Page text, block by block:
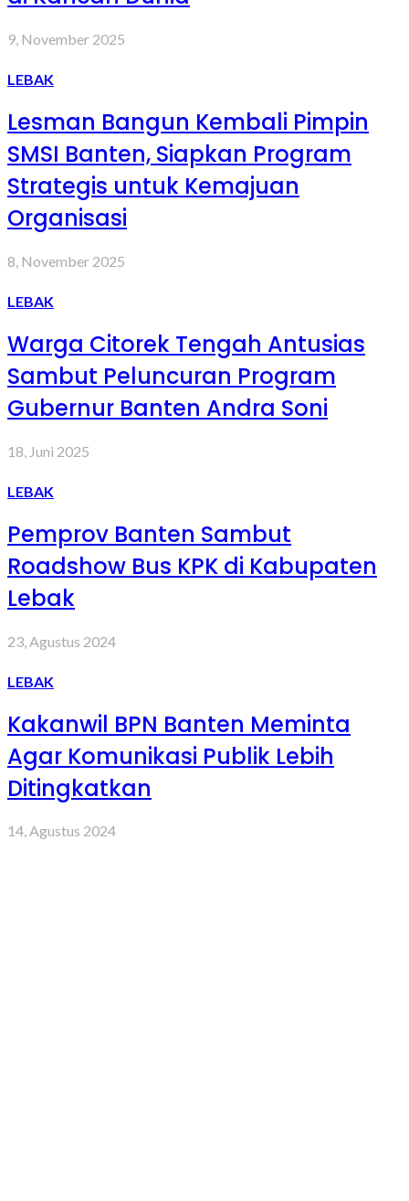
9, November 2025
LEBAK
Lesman Bangun Kembali Pimpin
SMSI Banten, Siapkan Program
Strategis untuk Kemajuan
Organisasi
8, November 2025
LEBAK
Warga Citorek Tengah Antusias
Sambut Peluncuran Program
Gubernur Banten Andra Soni
18, Juni 2025
LEBAK
Pemprov Banten Sambut
Roadshow Bus KPK di Kabupaten
Lebak
23, Agustus 2024
LEBAK
Kakanwil BPN Banten Meminta
Agar Komunikasi Publik Lebih
Ditingkatkan
14, Agustus 2024